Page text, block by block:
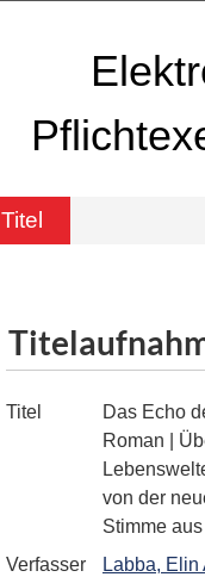
Titel
Titel
Das Echo
Roman |
von der
Stimme
Verfasser
Labba, Elin